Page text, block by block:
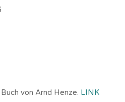
von Arnd Henze. LINK